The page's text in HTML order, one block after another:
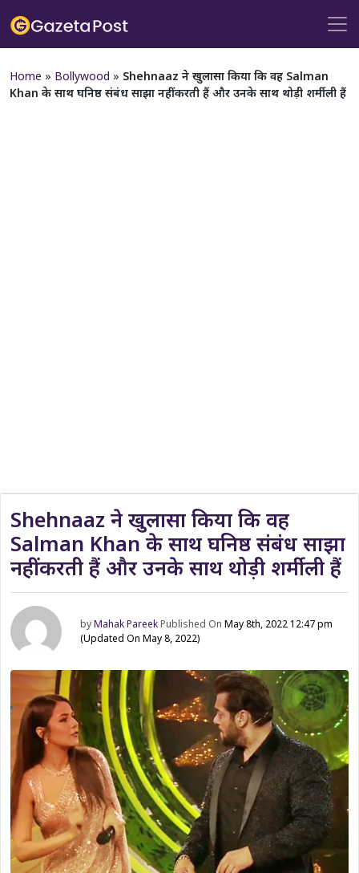
Home » Bollywood » Shehnaaz ने खुलासा किया कि वह Salman
Khan के साथ घनिष्ठ संबंध साझा नहीं करती हैं और उनके साथ थोड़ी शर्मीली हैं
Shehnaaz ने खुलासा किया कि वह
Salman Khan के साथ घनिष्ठ संबंध साझा
नहीं करती हैं और उनके साथ थोड़ी शर्मीली हैं
byMahak PareekPublished OnMay 8th, 2022 12:47 pm
(Updated On May 8, 2022)